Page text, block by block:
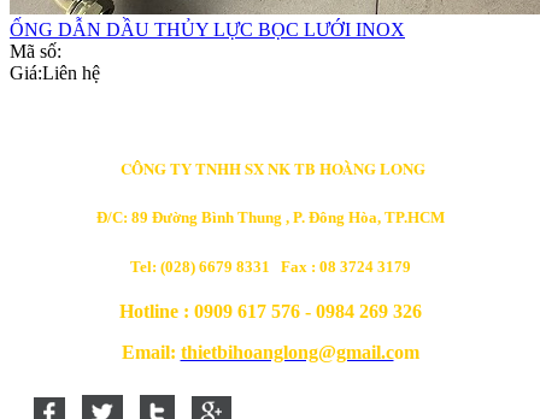
ỐNG DẪN DẦU THỦY LỰC BỌC LƯỚI INOX
Mã số:
Giá:Liên hệ
CÔNG TY TNHH SX NK TB HOÀNG LONG
Đ/C: 89 Đường Bình Thung , P. Đông Hòa, TP.HCM
Tel: (028) 6679 8331 Fax : 08 3724 3179
Hotline : 0909 617 576 - 0984 269 326
Email: thietbihoanglong@gmail.com